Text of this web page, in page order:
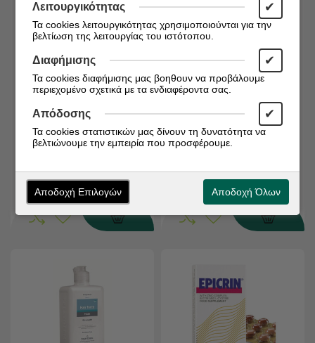
Διαθέσιμο από 1 έως 3
ημέρες
FREZYDERM Hair Force
Shampoo Women 200ml
10,60 €
Διαθέσιμο από 1 έως 3
ημέρες
5202888105029
FREZYDERM Hair Force
Monodose Day/Night
14x10ml
30,38 €
Λειτουργικότητας ✔
Τα cookies λειτουργικότητας χρησιμοποιούνται για την
βελτίωση της λειτουργίας του ιστότοπου.
Διαφήμισης ✔
Τα cookies διαφήμισης μας βοηθουν να προβάλουμε
περιεχομένο σχετικά με τα ενδιαφέροντα σας.
Απόδοσης ✔
Τα cookies στατιστικών μας δίνουν τη δυνατότητα να
βελτιώνουμε την εμπειρία που προσφέρουμε.
Αποδοχή Επιλογών Αποδοχή Όλων